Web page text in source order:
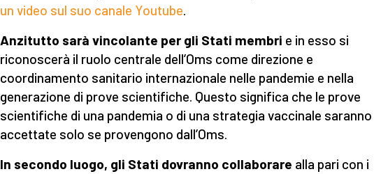
un video sul suo canale Youtube.
Anzitutto sarà vincolante per gli Stati membri e in esso si
riconoscerà il ruolo centrale dell’Oms come direzione e
coordinamento sanitario internazionale nelle pandemie e nella
generazione di prove scientifiche. Questo significa che le prove
scientifiche di una pandemia o di una strategia vaccinale saranno
accettate solo se provengono dall’Oms.
In secondo luogo, gli Stati dovranno collaborare alla pari con i